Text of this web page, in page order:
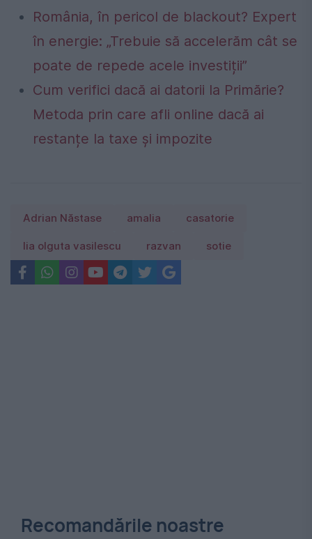
România, în pericol de blackout? Expert
în energie: „Trebuie să accelerăm cât se
poate de repede acele investiții”
Cum verifici dacă ai datorii la Primărie?
Metoda prin care afli online dacă ai
restanțe la taxe și impozite
Adrian Năstase amalia casatorie
lia olguta vasilescu razvan sotie
Recomandările noastre